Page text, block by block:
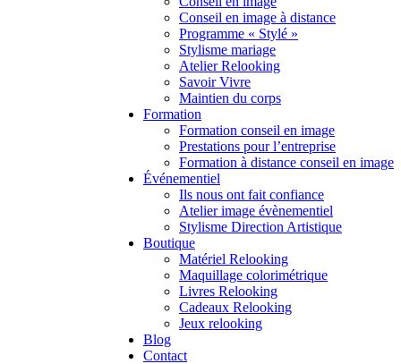
Conseil en image à distance
Programme « Stylé »
Stylisme mariage
Atelier Relooking
Savoir Vivre
Maintien du corps
Formation
Formation conseil en image
Prestations pour l’entreprise
Formation à distance conseil en image
Événementiel
Ils nous ont fait confiance
Atelier image évènementiel
Stylisme Direction Artistique
Boutique
Matériel Relooking
Maquillage colorimétrique
Livres Relooking
Cadeaux Relooking
Jeux relooking
Blog
Contact